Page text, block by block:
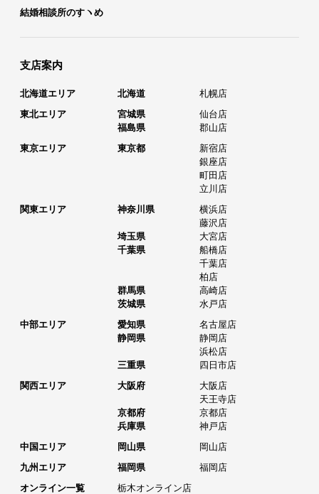
結婚相談所のすヽめ
支店案内
北海道エリア 北海道
札幌店
東北エリア
宮城県
仙台店
福島県
郡山店
東京エリア
東京都
新宿店
銀座店
町田店
立川店
関東エリア
神奈川県
横浜店
藤沢店
埼玉県
大宮店
千葉県
船橋店
千葉店
柏店
群馬県
高崎店
茨城県
水戸店
中部エリア
愛知県
名古屋店
静岡県
静岡店
浜松店
三重県
四日市店
関西エリア
大阪府
大阪店
天王寺店
京都府
京都店
兵庫県
神戸店
中国エリア
岡山県
岡山店
九州エリア
福岡県
福岡店
オンライン一覧
栃木オンライン店